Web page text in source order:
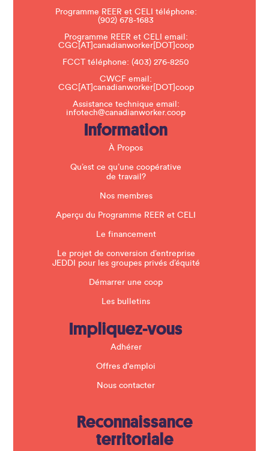
Programme REER et CELI téléphone:
(902) 678-1683
Programme REER et CELI email:
CGC[AT]canadianworker[DOT]coop
FCCT téléphone:(403) 276-8250
CWCF email:
CGC[AT]canadianworker[DOT]coop
Assistance technique email:
infotech@canadianworker.coop
Information
À Propos
Qu’est ce qu’une coopérative
de travail?
Nos membres
Aperçu du Programme REER et CELI
Le financement
Le projet de conversion d’entreprise
JEDDI pour les groupes privés d’équité
Démarrer une coop
Les bulletins
Impliquez-vous
Adhérer
Offres d'emploi
Nous contacter
Reconnaissance
territoriale